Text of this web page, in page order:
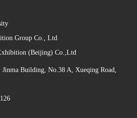
Group Co., Ltd
(Beijing) Co.,Ltd
Building, No.38 A, Xueqing Road,